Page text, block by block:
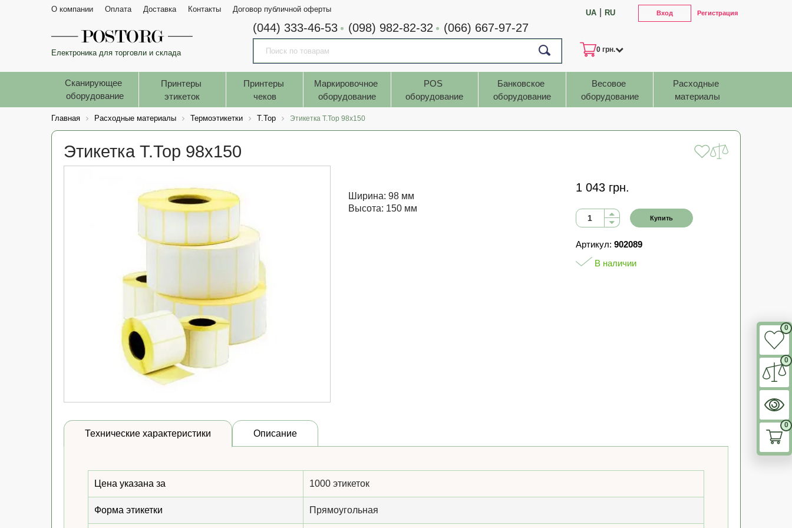
0
0
0
О компании Оплата Доставка Контакты Договор публичной оферты UA RU Вход Регистрация
Електроника для торговли и склада
(044) 333-46-53 (098) 982-82-32 (066) 667-97-27
0 грн.
Сканирующее
оборудование
Принтеры
этикеток
Принтеры
чеков
Маркировочное
оборудование
POS
оборудование
Банковское
оборудование
Весовое
оборудование
Расходные
материалы
Главная Расходные материалы Термоэтикетки T.Top Этикетка T.Top 98x150
Этикетка T.Top 98x150
Ширина: 98 мм
Высота: 150 мм
1 043 грн.
Купить
Артикул: 902089
В наличии
Технические характеристики Описание
Цена указана за 1000 этикеток
Форма этикетки Прямоугольная